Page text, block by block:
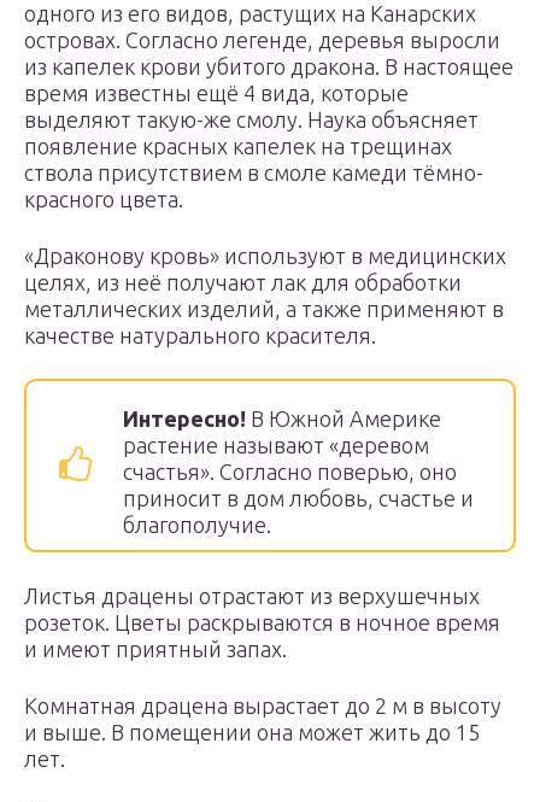
одного из его видов, растущих на Канарских
островах. Согласно легенде, деревья выросли
из капелек крови убитого дракона. В настоящее
время известны ещё 4 вида, которые
выделяют такую-же смолу. Наука объясняет
появление красных капелек на трещинах
ствола присутствием в смоле камеди тёмно-
красного цвета.
«Драконову кровь» используют в медицинских
целях, из неё получают лак для обработки
металлических изделий, а также применяют в
качестве натурального красителя.
Интересно! В Южной Америке
растение называют «деревом
счастья». Согласно поверью, оно
приносит в дом любовь, счастье и
благополучие.
Листья драцены отрастают из верхушечных
розеток. Цветы раскрываются в ночное время
и имеют приятный запах.
Комнатная драцена вырастает до 2 м в высоту
и выше. В помещении она может жить до 15
лет.